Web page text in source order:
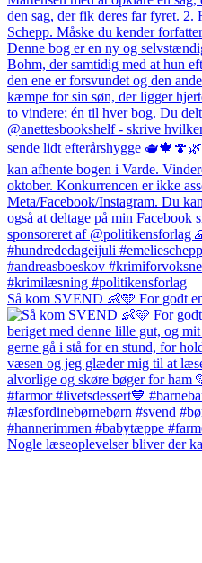
Så kom SVEND 👶🩵 For godt
Nogle læseoplevelser bliver der